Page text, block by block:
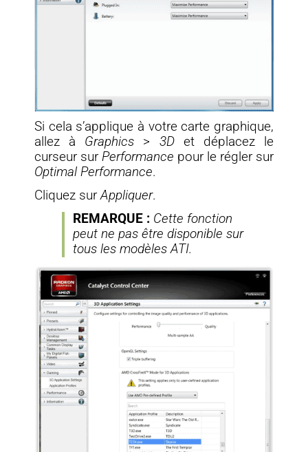
Si cela s’applique à votre carte graphique,
allez à Graphics > 3Det déplacez le
curseur surPerformance pour le régler sur
Optimal Performance.
Cliquez surAppliquer.
REMARQUE : Cette fonction
peut ne pas être disponible sur
tous les modèles ATI.